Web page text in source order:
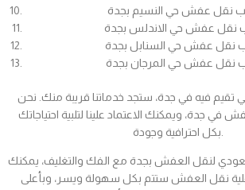
فيه في جدة، ستجد خدماتنا قريبة منك. نحن
جدة، ويمكنك الاعتماد علينا لتلبية احتياجاتك
لنقل العفش بجدة مع الفك والتغليف، يمكنك
نقل العفش ستتم بكل سهولة ويسر، وبأعلى